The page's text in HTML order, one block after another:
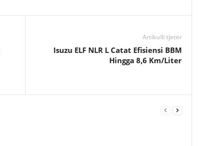
Artikulli tjetër
Isuzu ELF NLR L Catat Efisiensi BBM
Hingga 8,6 Km/Liter